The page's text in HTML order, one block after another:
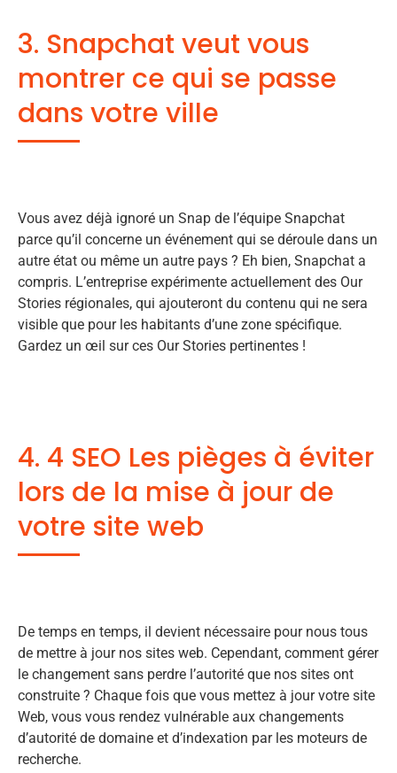
3. Snapchat veut vous
montrer ce qui se passe
dans votre ville
Vous avez déjà ignoré un Snap de l’équipe Snapchat
parce qu’il concerne un événement qui se déroule dans un
autre état ou même un autre pays ? Eh bien, Snapchat a
compris. L’entreprise expérimente actuellement des Our
Stories régionales, qui ajouteront du contenu qui ne sera
visible que pour les habitants d’une zone spécifique.
Gardez un œil sur ces Our Stories pertinentes !
4. 4 SEO Les pièges à éviter
lors de la mise à jour de
votre site web
De temps en temps, il devient nécessaire pour nous tous
de mettre à jour nos sites web. Cependant, comment gérer
le changement sans perdre l’autorité que nos sites ont
construite ? Chaque fois que vous mettez à jour votre site
Web, vous vous rendez vulnérable aux changements
d’autorité de domaine et d’indexation par les moteurs de
recherche.